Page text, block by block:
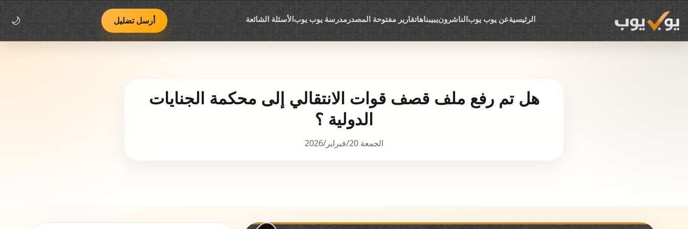
فريق يوب يوبمنهجية العمل وسياسة التصحيح
الرئيسيةعن يوب يوبالناشرونيبيبناهاتقارير مفتوحة المصدرمدرسة يوب يوبالأسئلة الشائعة أرسل تضليل 🌙
هل تم رفع ملف قصف قوات الانتقالي إلى محكمة الجنايات
الدولية ؟